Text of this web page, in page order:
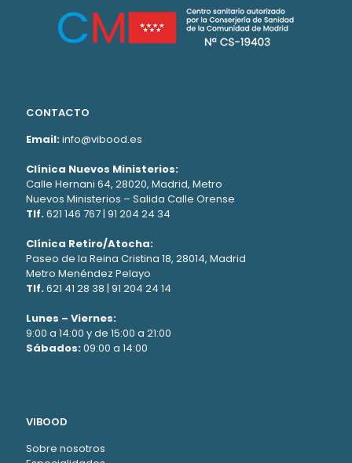
CONTACTO
Email:info@vibood.es
Clínica Nuevos Ministerios:
Calle Hernani 64, 28020, Madrid, Metro
Nuevos Ministerios – Salida Calle Orense
Tlf.621 146 767| 91 204 24 34
Clínica Retiro/Atocha:
Paseo de la Reina Cristina 18, 28014, Madrid
Metro Menéndez Pelayo
Tlf.621 41 28 38 | 91 204 24 14
Lunes – Viernes:
9:00 a 14:00 y de 15:00 a 21:00
Sábados:09:00 a 14:00
VIBOOD
Sobre nosotros